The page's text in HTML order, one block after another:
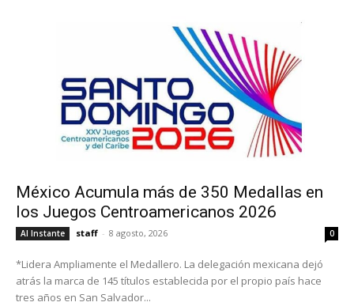
México Acumula más de 350 Medallas en
los Juegos Centroamericanos 2026
Al Instante staff - 8 agosto, 2026 0
*Lidera Ampliamente el Medallero. La delegación mexicana dejó
atrás la marca de 145 títulos establecida por el propio país hace
tres años en San Salvador...